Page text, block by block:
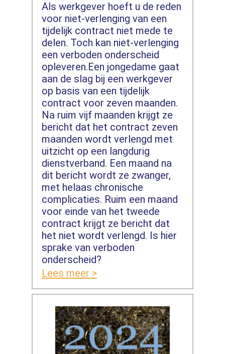
Als werkgever hoeft u de reden
voor niet-verlenging van een
tijdelijk contract niet mede te
delen. Toch kan niet-verlenging
een verboden onderscheid
opleveren.Een jongedame gaat
aan de slag bij een werkgever
op basis van een tijdelijk
contract voor zeven maanden.
Na ruim vijf maanden krijgt ze
bericht dat het contract zeven
maanden wordt verlengd met
uitzicht op een langdurig
dienstverband. Een maand na
dit bericht wordt ze zwanger,
met helaas chronische
complicaties. Ruim een maand
voor einde van het tweede
contract krijgt ze bericht dat
het niet wordt verlengd. Is hier
sprake van verboden
onderscheid?
Lees meer >